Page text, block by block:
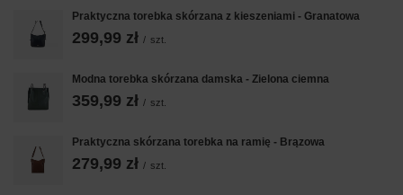
Praktyczna torebka skórzana z kieszeniami - Granatowa
299,99 zł / szt.
Modna torebka skórzana damska - Zielona ciemna
359,99 zł / szt.
Praktyczna skórzana torebka na ramię - Brązowa
279,99 zł / szt.